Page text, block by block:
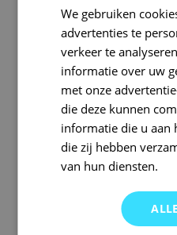
We gebruiken
advertenties te
verkeer te
informatie over uw
met onze
die deze kunnen
informatie die u aan
die zij hebben
van hun diensten.